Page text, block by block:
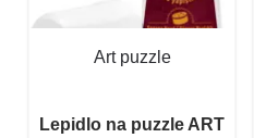
Art puzzle
Lepidlo na puzzle ART